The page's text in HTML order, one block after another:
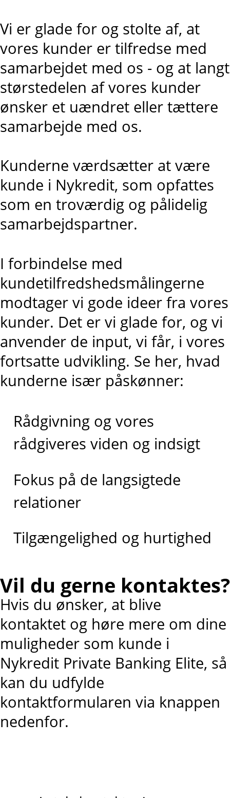
Vi er glade for og stolte af, at
vores kunder er tilfredse med
samarbejdet med os - og at langt
størstedelen af vores kunder
ønsker et uændret eller tættere
samarbejde med os.
Kunderne værdsætter at være
kunde i Nykredit, som opfattes
som en troværdig og pålidelig
samarbejdspartner.
I forbindelse med
kundetilfredshedsmålingerne
modtager vi gode ideer fra vores
kunder. Det er vi glade for, og vi
anvender de input, vi får, i vores
fortsatte udvikling. Se her, hvad
kunderne især påskønner:
Rådgivning og vores
rådgiveres viden og indsigt
Fokus på de langsigtede
relationer
Tilgængelighed og hurtighed
Vil du gerne kontaktes?
Hvis du ønsker, at blive
kontaktet og høre mere om dine
muligheder som kunde i
Nykredit Private Banking Elite, så
kan du udfylde
kontaktformularen via knappen
nedenfor.